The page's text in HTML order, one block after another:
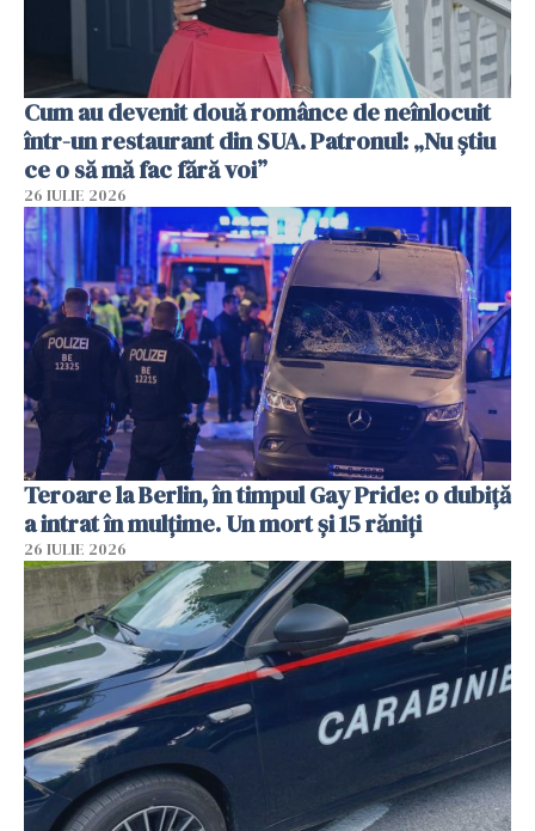
Cum au devenit două românce de neînlocuit
într-un restaurant din SUA. Patronul: „Nu știu
ce o să mă fac fără voi”
26 IULIE 2026
Teroare la Berlin, în timpul Gay Pride: o dubiță
a intrat în mulțime. Un mort și 15 răniți
26 IULIE 2026